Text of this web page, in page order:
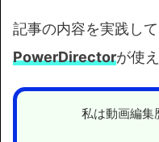
記事の内容を実践し
PowerDirectorが使
私は動画編集